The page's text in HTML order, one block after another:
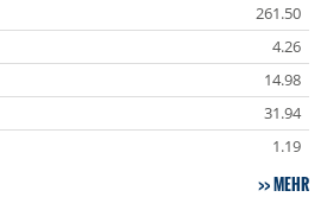
261.50
4.26
14.98
31.94
1.19
MEHR